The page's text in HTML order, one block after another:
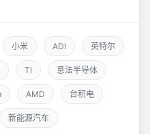
小米 ADI 英特尔
TI 意法半导体
AMD 台积电
新能源汽车